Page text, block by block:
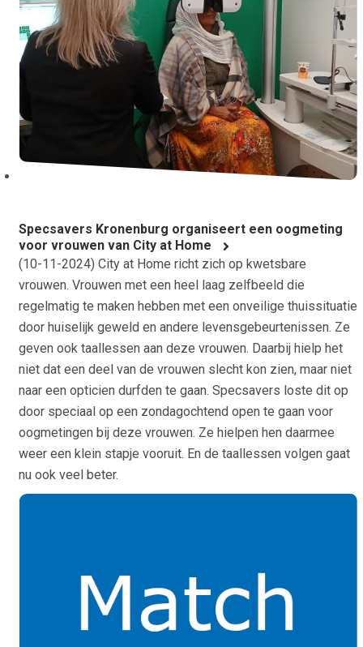
Specsavers Kronenburg organiseert een oogmeting
voor vrouwen van City at Home
(10-11-2024) City at Home richt zich op kwetsbare
vrouwen. Vrouwen met een heel laag zelfbeeld die
regelmatig te maken hebben met een onveilige thuissituatie
door huiselijk geweld en andere levensgebeurtenissen. Ze
geven ook taallessen aan deze vrouwen. Daarbij hielp het
niet dat een deel van de vrouwen slecht kon zien, maar niet
naar een opticien durfden te gaan. Specsavers loste dit op
door speciaal op een zondagochtend open te gaan voor
oogmetingen bij deze vrouwen. Ze hielpen hen daarmee
weer een klein stapje vooruit. En de taallessen volgen gaat
nu ook veel beter.